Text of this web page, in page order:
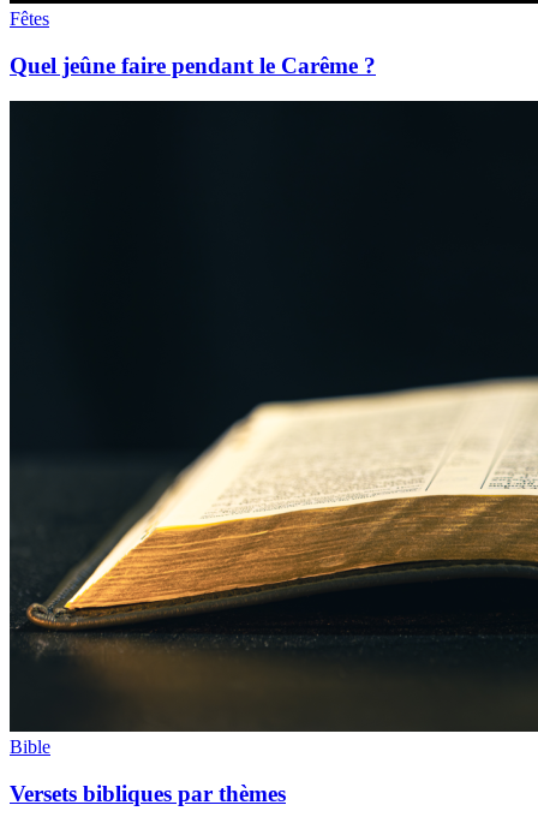
Fêtes
Quel jeûne faire pendant le Carême ?
Bible
Versets bibliques par thèmes